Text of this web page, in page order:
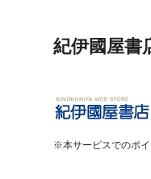
紀伊國屋書
※本サービスでのポイ